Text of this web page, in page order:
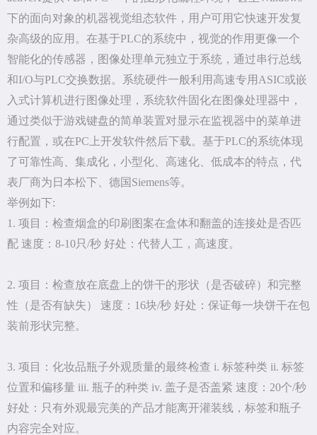
下的面向对象的机器视觉组态软件，用户可用它快速开发复
杂高级的应用。在基于PLC的系统中，视觉的作用更像一个
智能化的传感器，图像处理单元独立于系统，通过串行总线
和I/O与PLC交换数据。系统硬件一般利用高速专用ASIC或嵌
入式计算机进行图像处理，系统软件固化在图像处理器中，
通过类似于游戏键盘的简单装置对显示在监视器中的菜单进
行配置，或在PC上开发软件然后下载。基于PLC的系统体现
了可靠性高、集成化，小型化、高速化、低成本的特点，代
表厂商为日本松下、德国Siemens等。
举例如下:
1. 项目：检查烟盒的印刷图案在盒体和翻盖的连接处是否匹
配 速度：8-10只/秒 好处：代替人工，高速度。
2. 项目：检查放在底盘上的饼干的形状（是否破碎）和完整
性（是否有缺失） 速度：16块/秒 好处：保证每一块饼干在包
装前形状完整。
3. 项目：化妆品瓶子外观质量的最终检查 i. 标签种类 ii. 标签
位置和偏移量 iii. 瓶子的种类 iv. 盖子是否盖紧 速度：20个/秒
好处：只有外观最完美的产品才能离开灌装线，标签和瓶子
内容完全对应。